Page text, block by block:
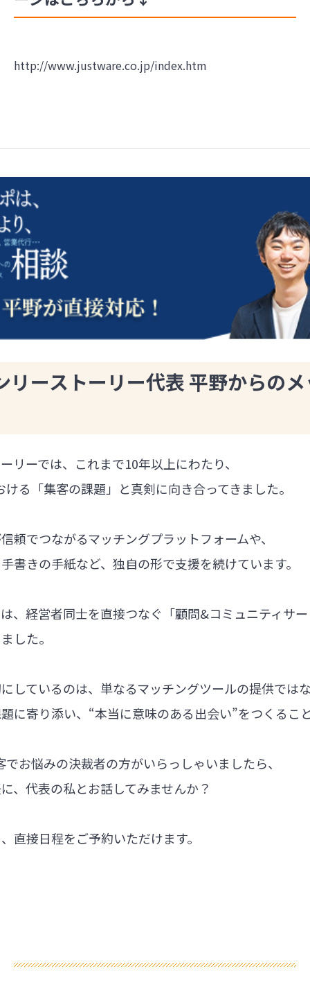
http://www.justware.co.jp/index.htm
リーストーリー代表 平野からの
リーでは、これまで10年以上にわたり、
る「集客の課題」と真剣に向き合ってきました。
頼でつながるマッチングプラットフォームや、
書きの手紙など、独自の形で支援を続けています。
、経営者同士を直接つなぐ「顧問&コミュニティサ
した。
しているのは、単なるマッチングツールの提供では
に寄り添い、“本当に意味のある出会い”をつくるこ
お悩みの決裁者の方がいらっしゃいましたら、
、代表の私とお話してみませんか？
直接日程をご予約いただけます。